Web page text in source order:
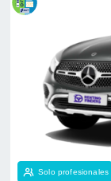
Solo profesionales